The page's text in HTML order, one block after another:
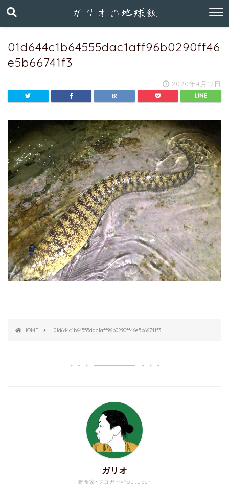
01d644c1b64555dac1aff96b0290ff46
e5b66741f3
2020年4月12日
HOME 01d644c1b64555dac1aff96b0290ff46e5b66741f3
野食家×ブロガー×Youtuber
ガリオ